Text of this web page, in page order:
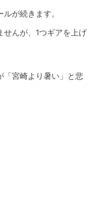
が続きます。
せんが、1つギアを上げ
「宮崎より暑い」と悲